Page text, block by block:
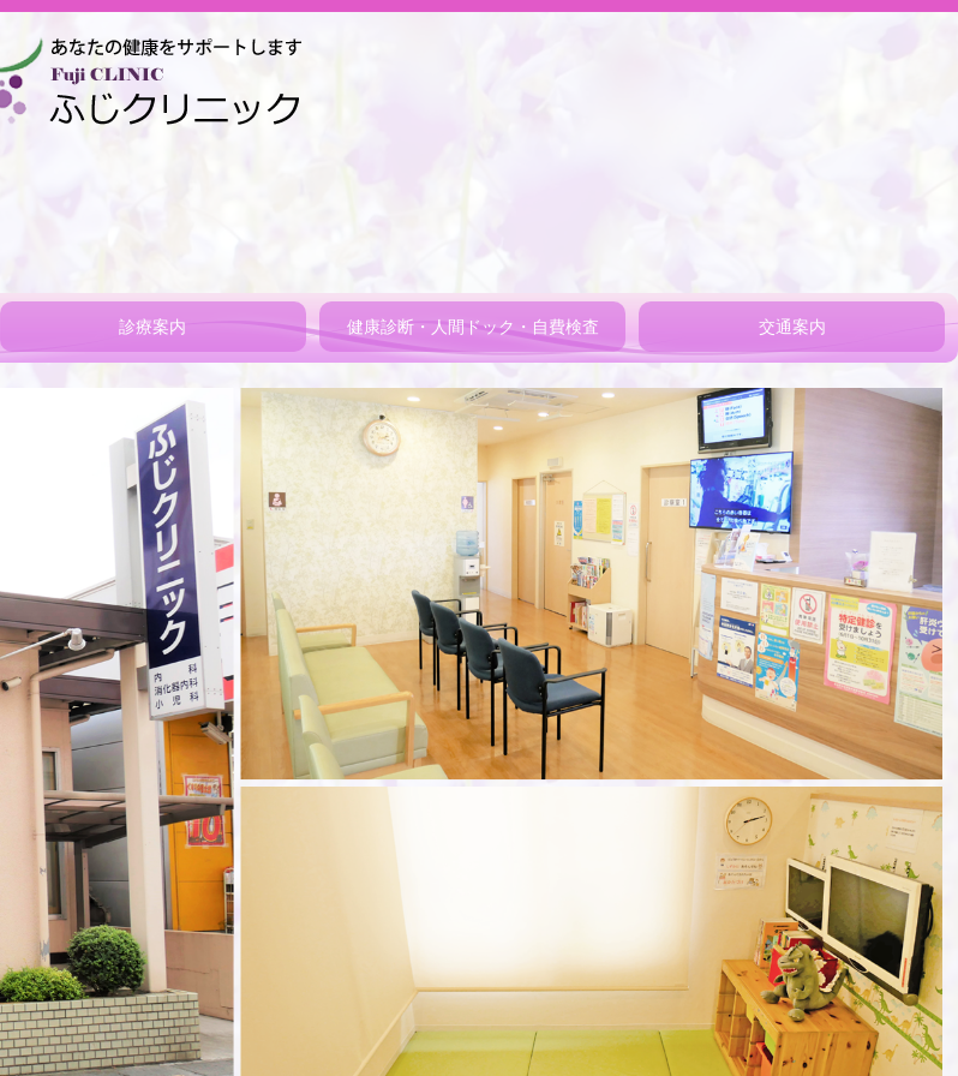
診療案内
C型肝炎、B型肝炎
経鼻内視鏡とは
ピロリ菌検査、除菌治療
生活習慣病
予防接種
各種証明書・診断書
ED、AGA（自由診療）
健康診断・人間ドック・自費検査
健康診断
人間ドック
自費検査
交通案内